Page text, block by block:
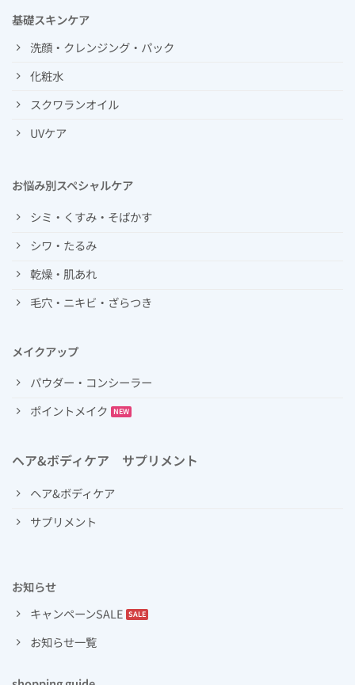
基礎スキンケア
洗顔・クレンジング・パック
化粧水
スクワランオイル
UVケア
お悩み別スペシャルケア
シミ・くすみ・そばかす
シワ・たるみ
乾燥・肌あれ
毛穴・ニキビ・ざらつき
メイクアップ
パウダー・コンシーラー
ポイントメイク
ヘア&ボディケア サプリメント
ヘア&ボディケア
サプリメント
お知らせ
キャンペーンSALE
お知らせ一覧